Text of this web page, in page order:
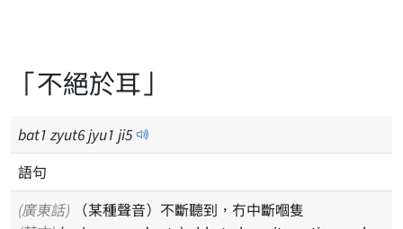
「不絕於耳」
bat1 zyut6jyu1 ji5
語句
(廣東話) （某種聲音）不斷聽到，冇中斷嗰隻